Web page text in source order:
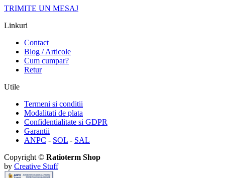
TRIMITE UN MESAJ
Linkuri
Contact
Blog / Articole
Cum cumpar?
Retur
Utile
Termeni si conditii
Modalitati de plata
Confidentialitate si GDPR
Garantii
ANPC - SOL - SAL
Copyright © Ratioterm Shop
by Creative Stuff